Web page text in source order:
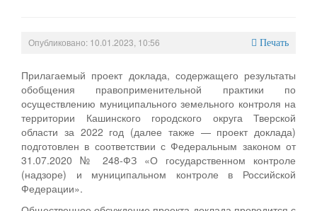
Опубликовано: 10.01.2023, 10:56 Печать
Прилагаемый проект доклада, содержащего результаты
обобщения правоприменительной практики по
осуществлению муниципального земельного контроля на
территории Кашинского городского округа Тверской
области за 2022 год (далее также — проект доклада)
подготовлен в соответствии с Федеральным законом от
31.07.2020 № 248-ФЗ «О государственном контроле
(надзоре) и муниципальном контроле в Российской
Федерации».